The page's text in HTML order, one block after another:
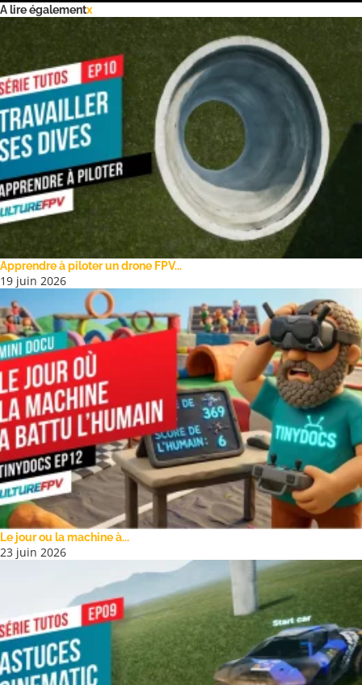
A lire égalementx
Apprendre à piloter un drone FPV...
19 juin 2026
Le jour ou la machine à...
23 juin 2026